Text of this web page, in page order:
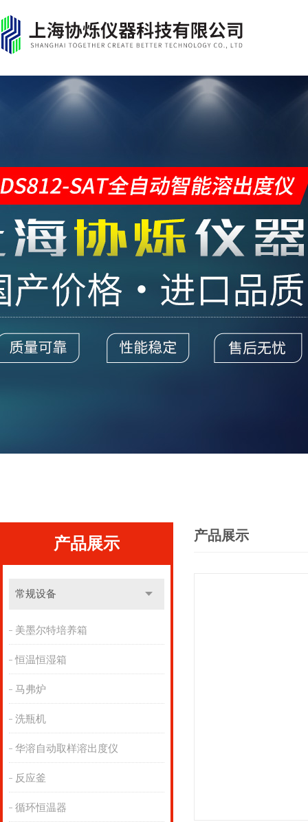
产品展示
常规设备
美墨尔特培养箱
恒温恒湿箱
马弗炉
洗瓶机
华溶自动取样溶出度仪
反应釜
循环恒温器
产品展示